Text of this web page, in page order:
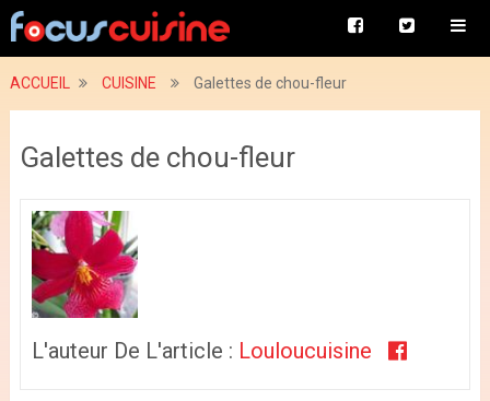
ACCUEIL CUISINE Galettes de chou-fleur
Galettes de chou-fleur
L'auteur De L'article : Louloucuisine